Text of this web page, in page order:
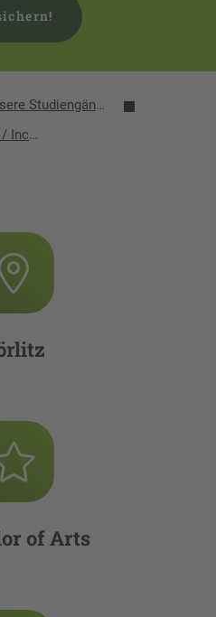
Unsere Studiengänge
Heilpädagogik / Inclusion Studies
of Arts